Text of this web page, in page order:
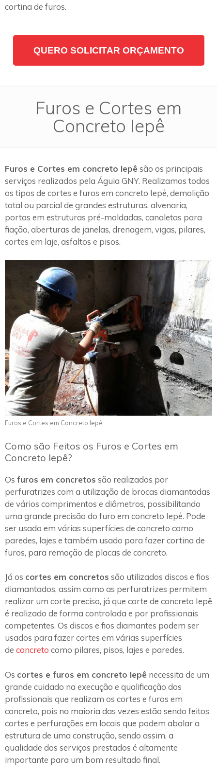
cortina de furos.
QUERO SOLICITAR ORÇAMENTO
Furos e Cortes em
Concreto Iepê
Furos e Cortes em concreto Iepê são os principais
serviços realizados pela Águia GNY. Realizamos todos
os tipos de cortes e furos em concreto Iepê, demolição
total ou parcial de grandes estruturas, alvenaria,
portas em estruturas pré-moldadas, canaletas para
fiação, aberturas de janelas, drenagem, vigas, pilares,
cortes em laje, asfaltos e pisos.
Furos e Cortes em Concreto Iepê
Como são Feitos os Furos e Cortes em
Concreto Iepê?
Os furos em concretos são realizados por
perfuratrizes com a utilização de brocas diamantadas
de vários comprimentos e diâmetros, possibilitando
uma grande precisão do furo em concreto Iepê. Pode
ser usado em várias superfícies de concreto como
paredes, lajes e também usado para fazer cortina de
furos, para remoção de placas de concreto.
Já os cortes em concretos são utilizados discos e fios
diamantados, assim como as perfuratrizes permitem
realizar um corte preciso, já que corte de concreto Iepê
é realizado de forma controlada e por profissionais
competentes. Os discos e fios diamantes podem ser
usados para fazer cortes em várias superfícies
de concreto como pilares, pisos, lajes e paredes.
Os cortes e furos em concreto Iepê necessita de um
grande cuidado na execução e qualificação dos
profissionais que realizam os cortes e furos em
concreto, pois na maioria das vezes estão sendo feitos
cortes e perfurações em locais que podem abalar a
estrutura de uma construção, sendo assim, a
qualidade dos serviços prestados é altamente
importante para um bom resultado final.